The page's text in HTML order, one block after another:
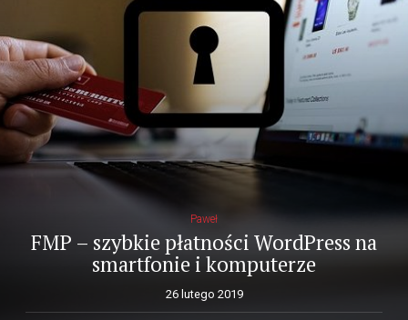
Paweł
FMP – szybkie płatności WordPress na
smartfonie i komputerze
26 lutego 2019